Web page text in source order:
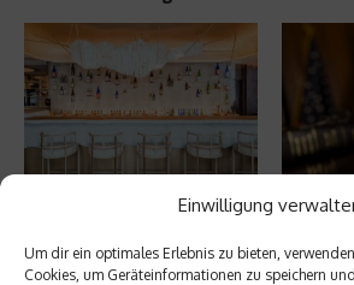
Einwilligung
Um dir ein optimales Erlebnis zu bieten,
Cookies, um Geräteinformationen zu speichern
Digitale Transformation in
20. Mai 2025
18. März